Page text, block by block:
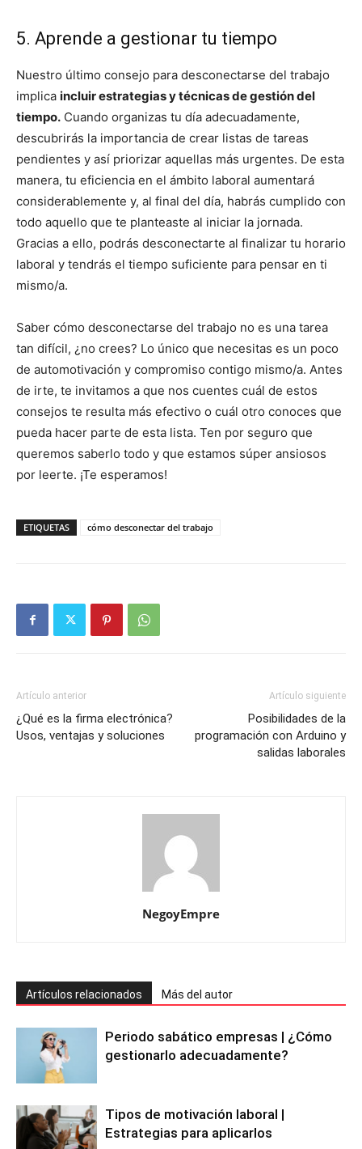
5. Aprende a gestionar tu tiempo
Nuestro último consejo para desconectarse del trabajo
implica incluir estrategias y técnicas de gestión del
tiempo. Cuando organizas tu día adecuadamente,
descubrirás la importancia de crear listas de tareas
pendientes y así priorizar aquellas más urgentes. De esta
manera, tu eficiencia en el ámbito laboral aumentará
considerablemente y, al final del día, habrás cumplido con
todo aquello que te planteaste al iniciar la jornada.
Gracias a ello, podrás desconectarte al finalizar tu horario
laboral y tendrás el tiempo suficiente para pensar en ti
mismo/a.
Saber cómo desconectarse del trabajo no es una tarea
tan difícil, ¿no crees? Lo único que necesitas es un poco
de automotivación y compromiso contigo mismo/a. Antes
de irte, te invitamos a que nos cuentes cuál de estos
consejos te resulta más efectivo o cuál otro conoces que
pueda hacer parte de esta lista. Ten por seguro que
queremos saberlo todo y que estamos súper ansiosos
por leerte. ¡Te esperamos!
ETIQUETAS cómo desconectar del trabajo
Artículo anterior
¿Qué es la firma electrónica?
Usos, ventajas y soluciones
Artículo siguiente
Posibilidades de la
programación con Arduino y
salidas laborales
NegoyEmpre
Artículos relacionados Más del autor
Periodo sabático empresas | ¿Cómo
gestionarlo adecuadamente?
Tipos de motivación laboral |
Estrategias para aplicarlos